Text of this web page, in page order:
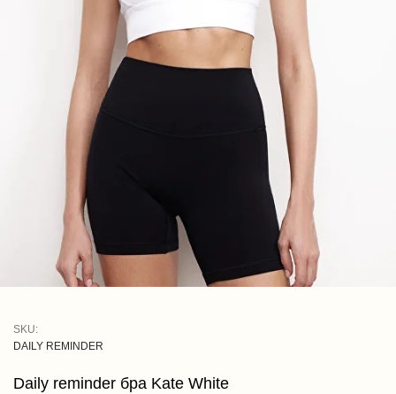
Daily reminder бра Kate White
DAILY REMINDER
SKU: